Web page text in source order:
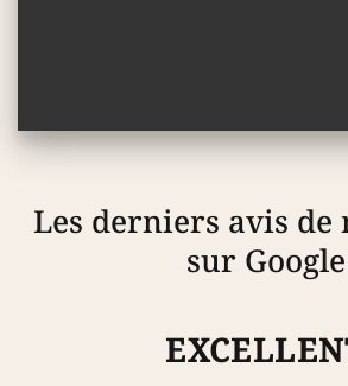
Les derniers avis de
sur Google